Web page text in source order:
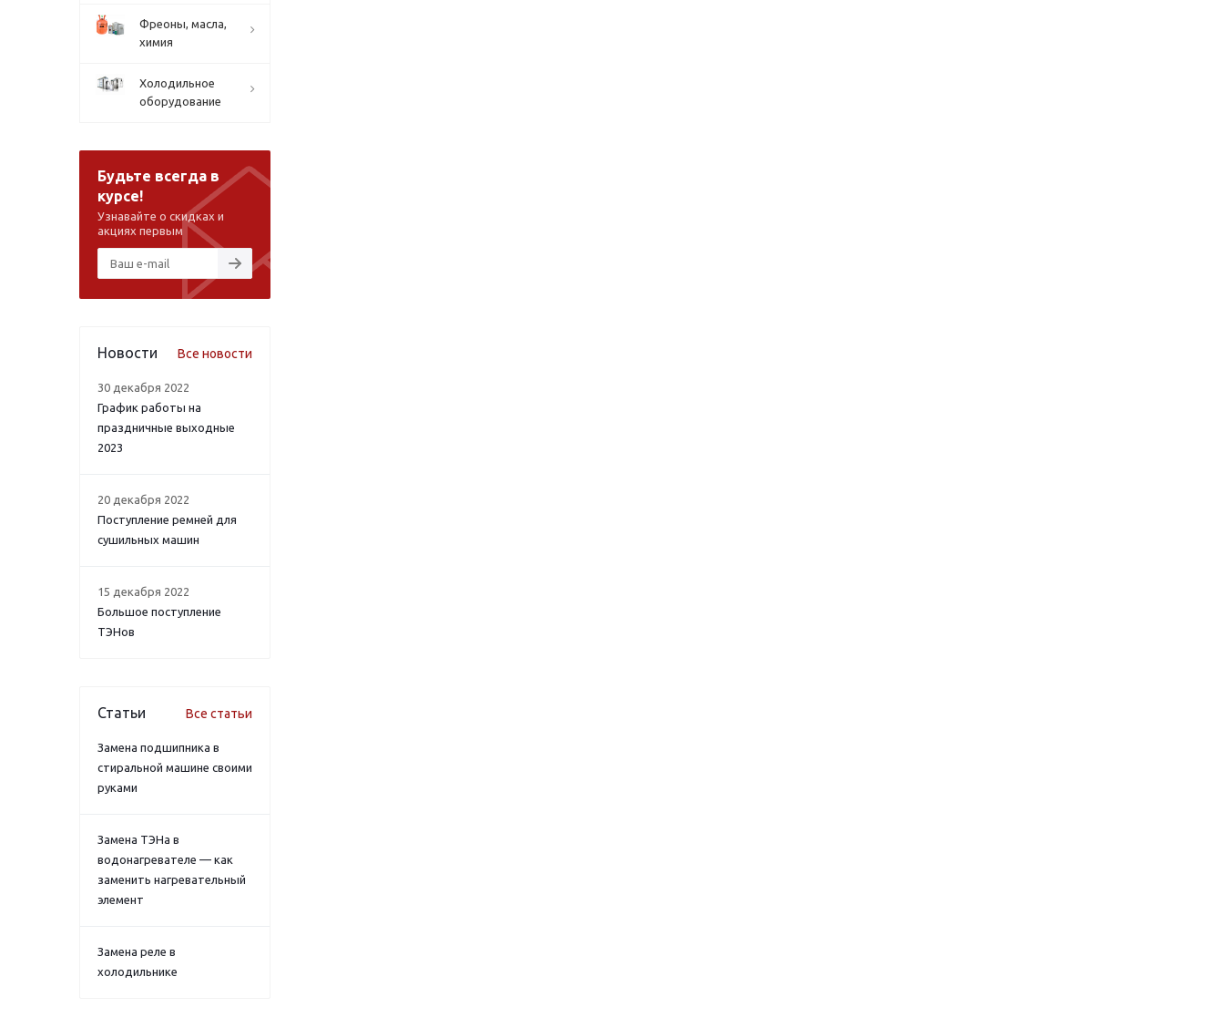
Фреоны, масла,
химия
Холодильное
оборудование
Будьте всегда в
курсе!
Узнавайте о скидках и
акциях первым
Новости Все новости
30 декабря 2022
График работы на
праздничные выходные
2023
20 декабря 2022
Поступление ремней для
сушильных машин
15 декабря 2022
Большое поступление
ТЭНов
Статьи Все статьи
Замена подшипника в
стиральной машине своими
руками
Замена ТЭНа в
водонагревателе — как
заменить нагревательный
элемент
Замена реле в
холодильнике